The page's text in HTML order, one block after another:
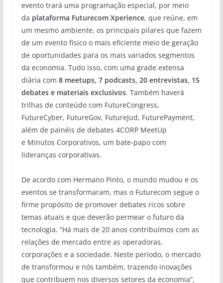
evento trará uma programação especial, por meio
da plataforma Futurecom Xperience, que reúne, em
um mesmo ambiente, os principais pilares que fazem
de um evento físico o mais eficiente meio de geração
de oportunidades para os mais variados segmentos
da economia. Tudo isso, com uma grade extensa
diária com 8 meetups, 7 podcasts, 20 entrevistas, 15
debates e materiais exclusivos. Também haverá
trilhas de conteúdo com FutureCongress,
FutureCyber, FutureGov, FutureJud, FuturePayment,
além de painéis de debates 4CORP MeetUp
e Minutos Corporativos, um bate-papo com
lideranças corporativas.
De acordo com Hermano Pinto, o mundo mudou e os
eventos se transformaram, mas o Futurecom segue o
firme propósito de promover debates ricos sobre
temas atuais e que deverão permear o futuro da
tecnologia. “Há mais de 20 anos contribuímos com as
relações de mercado entre as operadoras,
corporações e a sociedade. Neste período, o mercado
de transformou e nós também, trazendo inovações
que contribuem nos diversos setores da economia”,